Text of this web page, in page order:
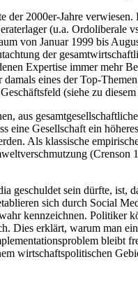
2000er-Jahre
(u.a. Ordoliberale
von Januar 1999 bis
der
Expertise immer mehr
eines der Top-
(siehe zu
aus
Gesellschaft ein
Als klassische
sein dürfte, ist,
sich durch Social
kennzeichnen. Politiker
Dies erklärt, warum man
bleibt
wirtschaftspolitischen